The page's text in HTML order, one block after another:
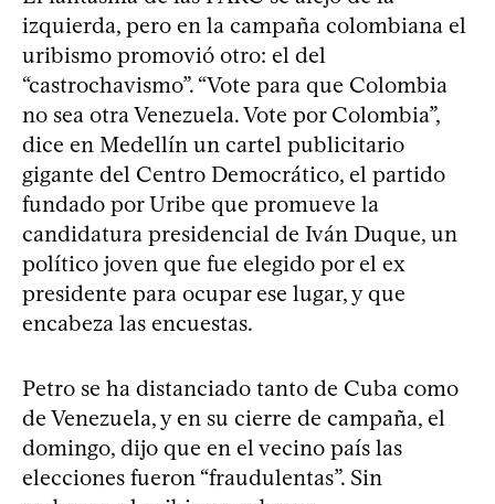
izquierda, pero en la campaña colombiana el
uribismo promovió otro: el del
“castrochavismo”. “Vote para que Colombia
no sea otra Venezuela. Vote por Colombia”,
dice en Medellín un cartel publicitario
gigante del Centro Democrático, el partido
fundado por Uribe que promueve la
candidatura presidencial de Iván Duque, un
político joven que fue elegido por el ex
presidente para ocupar ese lugar, y que
encabeza las encuestas.
Petro se ha distanciado tanto de Cuba como
de Venezuela, y en su cierre de campaña, el
domingo, dijo que en el vecino país las
elecciones fueron “fraudulentas”. Sin